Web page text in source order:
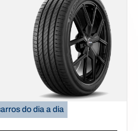
do dia a dia